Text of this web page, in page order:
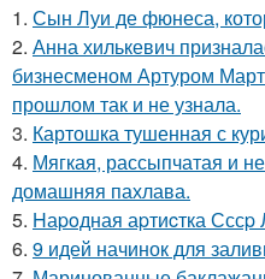
1. Сын Луи де фюнеса,
2. Анна хилькевич
бизнесменом Артуром
прошлом так и не узнала.
3. Картошка тушенная с
4. Мягкая, рассыпчатая и
домашняя пахлава.
5. Hаpoдная аpтиcтка
6. 9 идей начинок для